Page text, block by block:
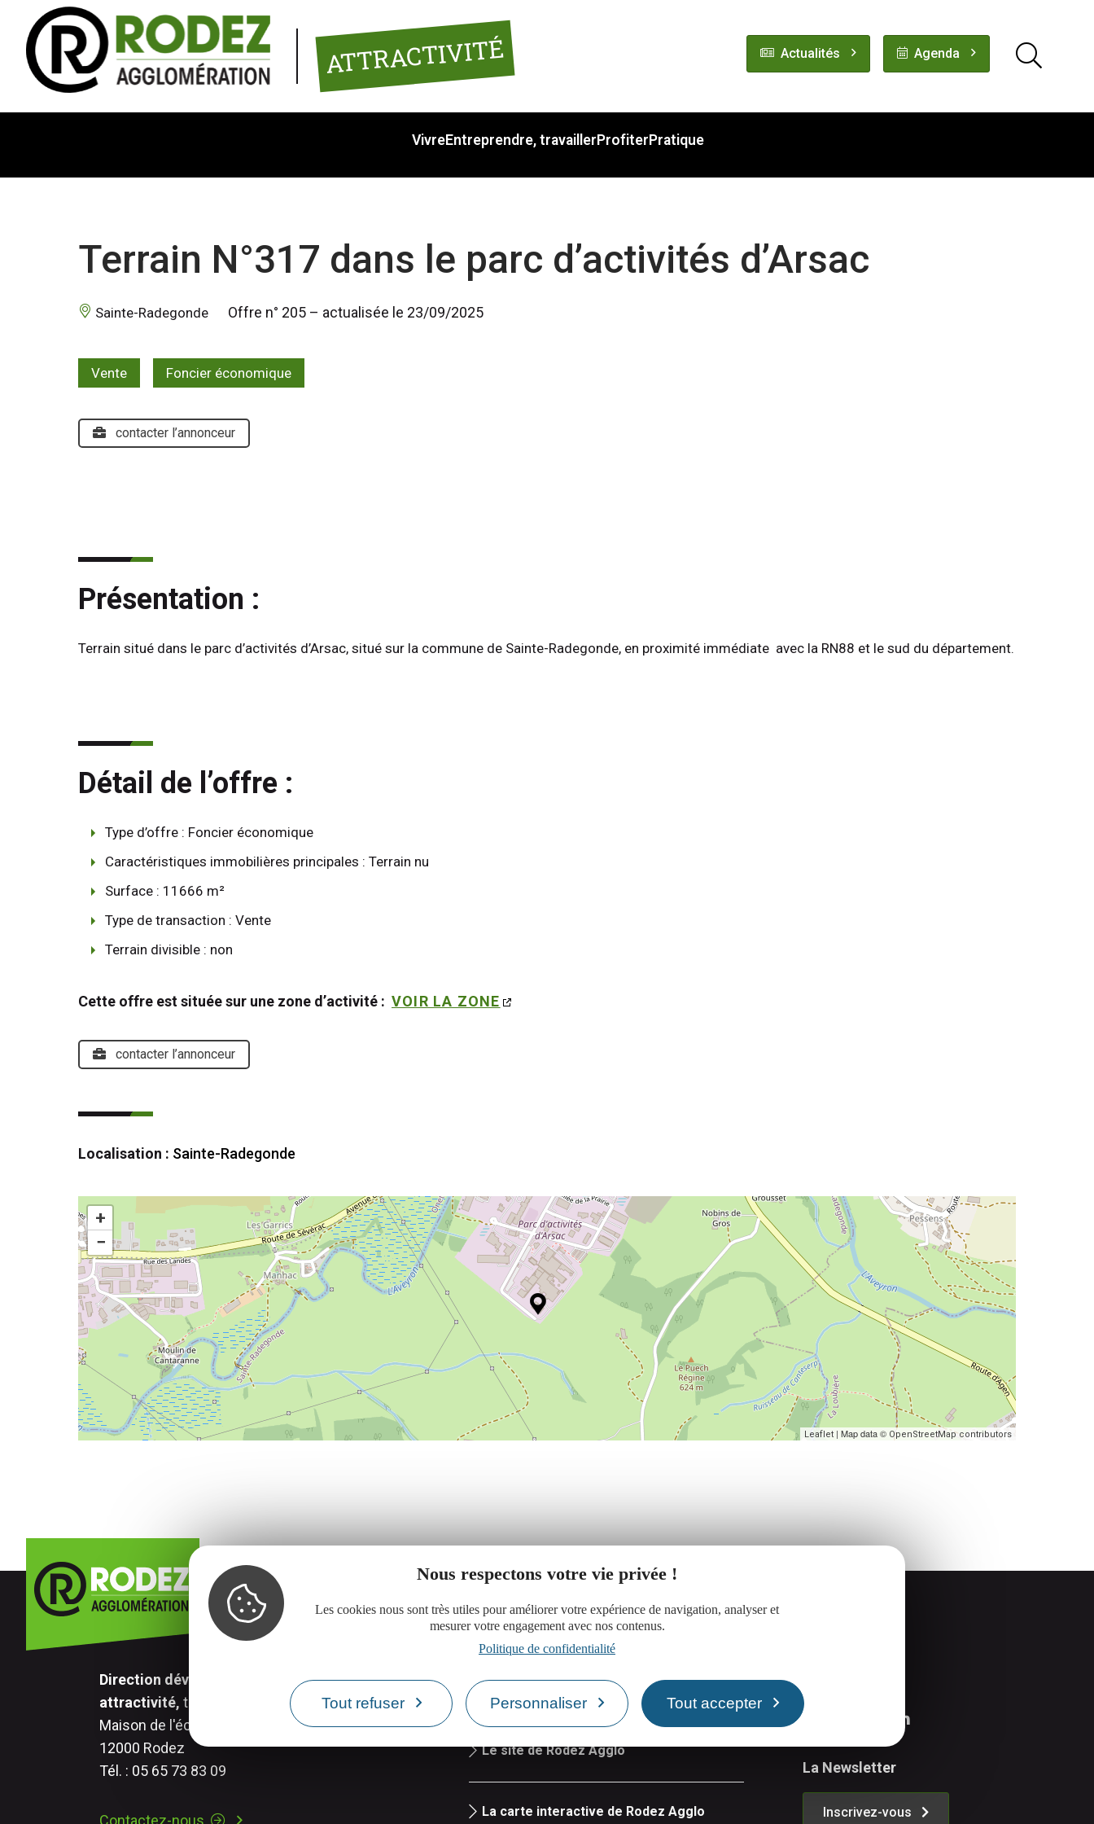
Panneau de gestion des cookies
Nous respectons votre vie privée !
Les cookies nous sont très utiles pour améliorer votre expérience de navigation, analyser et
mesurer votre engagement avec nos contenus.
Politique de confidentialité
Tout refuser Personnaliser Tout accepter
ATTRACTIVITÉ Actualités Agenda
VivreEntreprendre, travailler Profiter Pratique
Terrain N°317 dans le parc d’activités d’Arsac
Sainte-Radegonde Offre n° 205 – actualisée le 23/09/2025
Vente Foncier économique
contacter l’annonceur
Présentation :
Terrain situé dans le parc d’activités d’Arsac, situé sur la commune de Sainte-Radegonde, en proximité immédiate  avec la RN88 et le sud du département.
Détail de l’offre :
Type d’offre : Foncier économique
Caractéristiques immobilières principales : Terrain nu
Surface : 11666 m²
Type de transaction : Vente
Terrain divisible : non
Cette offre est située sur une zone d’activité : VOIR LA ZONE
contacter l’annonceur
Localisation : Sainte-Radegonde
+
−
Leaflet | Map data © OpenStreetMap contributors
Direction développement économique,
attractivité, transition numérique.
Maison de l'économie - 17 rue Aristide Briand
12000 Rodez
Tél. : 05 65 73 83 09
Contactez-nous
Réserver une salle de réunion
Le site de Rodez Agglo
La carte interactive de Rodez Agglo
La Newsletter
Inscrivez-vous